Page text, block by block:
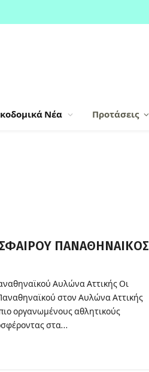
Νέα Προτάσεις
ΠΑΝΑΘΗΝΑΙΚΟΣ
Αυλώνα Αττικής Οι
στον Αυλώνα Αττικής
οργανωμένους αθλητικούς
στα…